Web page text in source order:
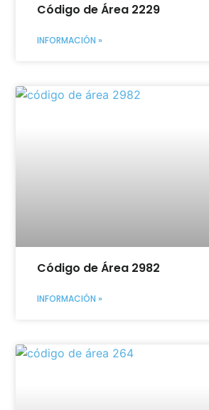
Código de Área 2229
INFORMACIÓN »
Código de Área 2982
INFORMACIÓN »